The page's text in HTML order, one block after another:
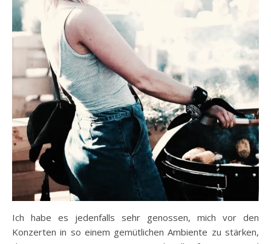
Ich habe es jedenfalls sehr genossen, mich vor den
Konzerten in so einem gemütlichen Ambiente zu stärken,